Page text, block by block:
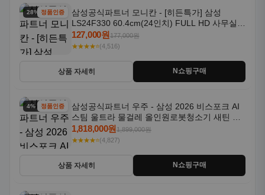
28% 할인정품인증
삼성공식파트너 모니칸 - [히든특가] 삼성
LS24F330 60.4cm(24인치) FULL HD 사무실/
컴퓨터 모니터
127,000원177,000원
★★★★⭐(4,516)
상품 자세히 N쇼핑구매
4% 할인정품인증
삼성공식파트너 우주 - 삼성 2026 비스포크 AI
스팀 울트라 물걸레 올인원로봇청소기 새틴 그
레이지 AAG
1,818,000원1,899,000원
★★★★⭐(4,827)
상품 자세히 N쇼핑구매